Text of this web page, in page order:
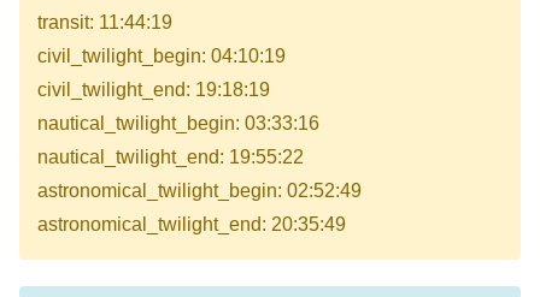
transit: 11:44:19
civil_twilight_begin: 04:10:19
civil_twilight_end: 19:18:19
nautical_twilight_begin: 03:33:16
nautical_twilight_end: 19:55:22
astronomical_twilight_begin: 02:52:49
astronomical_twilight_end: 20:35:49